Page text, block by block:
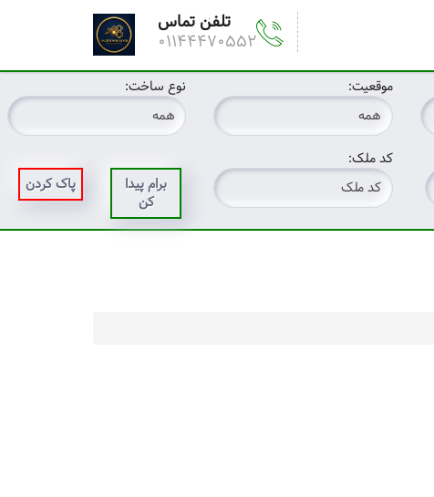
تلفن تماس
01144470552
نوع ساخت: موقعیت:
برام پیدا
کن
پاک کردن
کد ملک: